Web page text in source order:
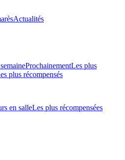
Actualités
ProchainementLes plus
plus récompensés
en salleLes plus récompensées